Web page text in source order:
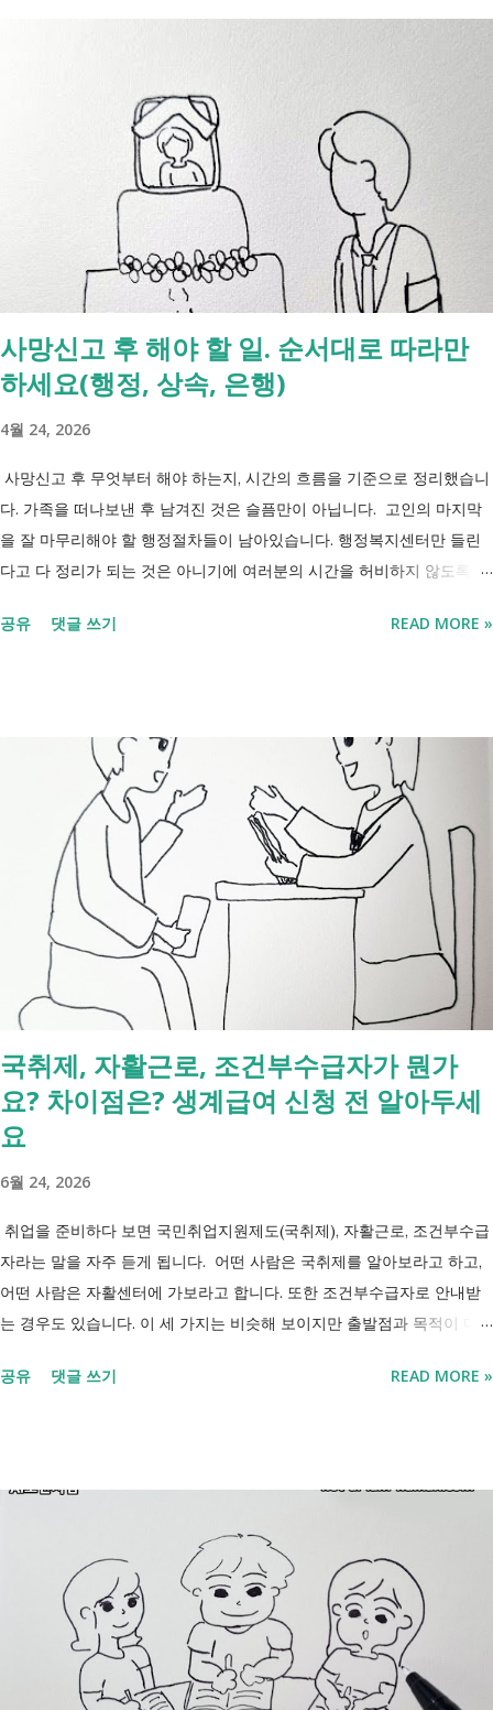
니다. 정부 업무계획 내용 추진 시기 3급 단일장애까지 장애인연금 지급
2027년 중증장애인 생계급여 부양의무자 기준 폐지 2027년 하반기 활동
지원서비스 65세 이후 선택권 보장 2027년 7월 최중증 발달장애인 24시
간 긴급돌봄 확대 확대 추진 장애인 공공일자리 지속 확대 계속 추진 ※
업무계획에 담긴 내용으로, 법 개정과 예산 반영 등을 거쳐 시행될 예정
입니다. 부모와 함께 살아도 장애인연금을 받을 수 있을까요? 이번 보건
복지부 업무계획이 발표된 뒤 많은 분들이 질문하셨습니다. "부모와 같이
살면 장애인연금을 받을 수 없나요?" "혼자 살아야만 받을 수 있는 건가
요?" 결론부터 말씀드리면 부모와 함께 거주한다는 이유만으로 장애인연
금을 받을 수 없는 것은 아닙니다. 많은 분들이 이번 업무계획에 포함된
로 생각하기 쉽지만, 두 제도는 지급 기준이 서로 다릅니다. 구분 장애인
연금 생계급여 목적 장애로 인한 ...
사망신고 후 해야 할 일. 순서대로 따라만
하세요(행정, 상속, 은행)
4월 24, 2026
사망신고 후 무엇부터 해야 하는지, 시간의 흐름을 기준으로 정리했습니
다. 가족을 떠나보낸 후 남겨진 것은 슬픔만이 아닙니다. 고인의 마지막
을 잘 마무리해야 할 행정절차들이 남아있습니다. 행정복지센터만 들린
다고 다 정리가 되는 것은 아니기에 여러분의 시간을 허비하지 않도록 정
처리까지 이 흐름만 따라가시면 됩니다. 장례 후 행정 절차 타임라인 장
모든 절차를 대신 처리해주지는 않습니다. 행정복지센터에서는 - 금융재
산, 부동산, 세금, 연금 등 '조회' 신청할 수 있습니다. 나머지는 직접 해야
합니다. - 상속포기 또는 한정승인 법원 - 상속세, 취득세 신고 세무서, 시
군구청 - 예금 인출, 보험금 청구 은행, 보험사 사망신고 당일에 끝낼 수
있는 건 '신청까지', 처리는 2주 후 부터입니다. [조회되는 것 vs 안되는
것] 구분 조회 가능 조회 불가 금융 은행, 보험, 증권 사금융, 개인 간 거래
세금 국세, 지방세 - 자산 부동산, 자동차 해외 자산, 현금 기타 연금 사업
상 채무, 구독 [함께보면 좋은 링크] - 부모님 사망 후 ...
공유 댓글 쓰기 READ MORE »
국취제, 자활근로, 조건부수급자가 뭔가
요? 차이점은? 생계급여 신청 전 알아두세
요
6월 24, 2026
취업을 준비하다 보면 국민취업지원제도(국취제), 자활근로, 조건부수급
자라는 말을 자주 듣게 됩니다. 어떤 사람은 국취제를 알아보라고 하고,
어떤 사람은 자활센터에 가보라고 합니다. 또한 조건부수급자로 안내받
는 경우도 있습니다. 이 세 가지는 비슷해 보이지만 출발점과 목적이 다
것조차 포기하고 싶어집니다. 그래서 포기하지 않길 바라는 마음에 쉽게
고용노동부 보건복지부·지자체 보건복지부·지자체 대상 취업을 원하는
저소득층, 청년, 중장년 수급자 및 차상위계층 근로능력이 있는 생계급여
수급자 목적 취업 지원 자립 준비 수급 유지 조건 관리 지원 상담, 훈련,
수당 자활사업 참여, 자활급여 자활사업 또는 취업지원 참여 참여 여부
신청 상황에 따라 참여 사실상 의무 즉, 국민취업제도 는 취업을 준비하
는 사람을 돕는 제도입니다. 자활근로 는 일한 기회를 제공하면서 자립을
공유 댓글 쓰기 READ MORE »